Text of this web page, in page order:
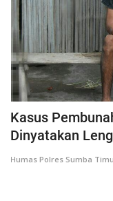
Kasus
Dinyatakan
Humas Polres Sumba